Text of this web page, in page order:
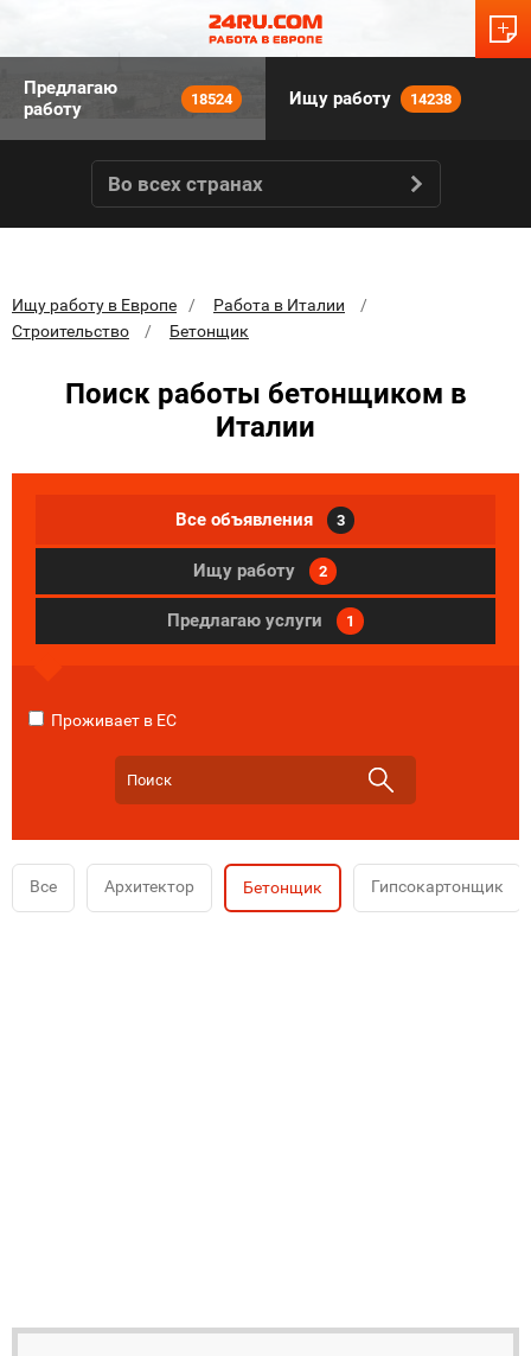
Предлагаю
работу
18524 Ищу работу 14238
Во всех странах
Ищу работу в Европе
Работа в Италии
Строительство
Бетонщик
Поиск работы бетонщиком в
Италии
Все объявления 3
Ищу работу 2
Предлагаю услуги 1
Проживает в ЕС
Все Архитектор Бетонщик Гипсокартонщик